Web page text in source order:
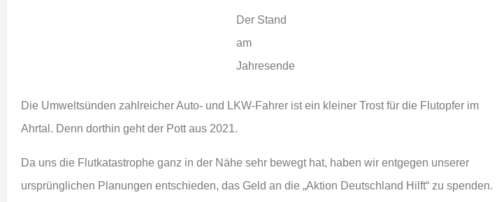
Der Stand
am
Jahresende
Die Umweltsünden zahlreicher Auto- und LKW-Fahrer ist ein kleiner Trost für die Flutopfer im
Ahrtal. Denn dorthin geht der Pott aus 2021.
Da uns die Flutkatastrophe ganz in der Nähe sehr bewegt hat, haben wir entgegen unserer
ursprünglichen Planungen entschieden, das Geld an die „Aktion Deutschland Hilft“ zu spenden.